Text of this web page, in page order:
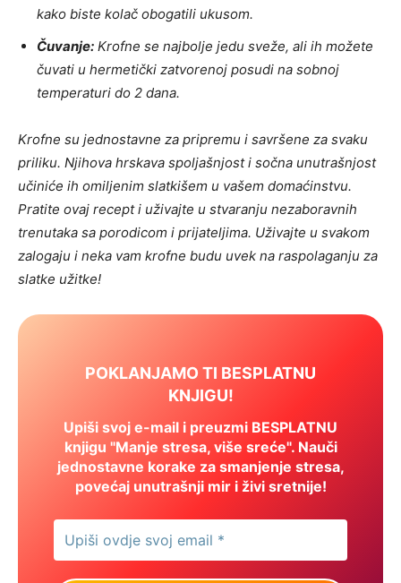
kako biste kolač obogatili ukusom.
Čuvanje: Krofne se najbolje jedu sveže, ali ih možete
čuvati u hermetički zatvorenoj posudi na sobnoj
temperaturi do 2 dana.
Krofne su jednostavne za pripremu i savršene za svaku
priliku. Njihova hrskava spoljašnjost i sočna unutrašnjost
učiniće ih omiljenim slatkišem u vašem domaćinstvu.
Pratite ovaj recept i uživajte u stvaranju nezaboravnih
trenutaka sa porodicom i prijateljima. Uživajte u svakom
zalogaju i neka vam krofne budu uvek na raspolaganju za
slatke užitke!
POKLANJAMO TI BESPLATNU
KNJIGU!
Upiši svoj e-mail i preuzmi BESPLATNU
knjigu "Manje stresa, više sreće". Nauči
jednostavne korake za smanjenje stresa,
povećaj unutrašnji mir i živi sretnije!